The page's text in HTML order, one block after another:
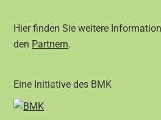
Hier finden Sie weitere
den Partnern.
Eine Initiative des BMK